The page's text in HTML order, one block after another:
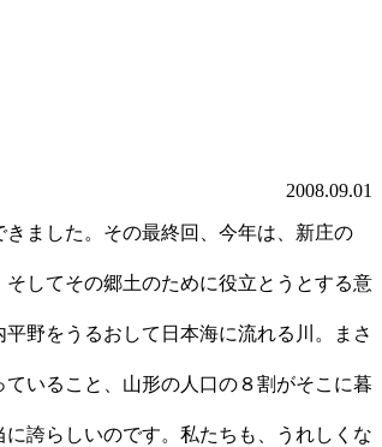
2008.09.01
ました。その最終回、今年は、新庄の
してその郷土のために役立とうとする意
野をうるおして日本海に流れる川。まさ
いること、山形の人口の８割がそこに暮
誇らしいのです。私たちも、うれしくな